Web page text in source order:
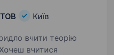
ТОВ Київ
вчитися